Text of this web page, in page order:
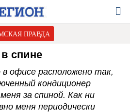
ПРАВДА
спине
офисе расположено так,
кондиционер
за спиной. Как ни
меня периодически